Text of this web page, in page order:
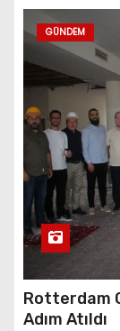
GÜNDEM
Rotterdam
Adım Atıldı